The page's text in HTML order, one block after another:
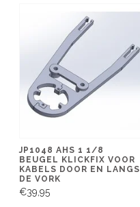
JP1048 AHS 1 1/8
BEUGEL KLICKFIX VOOR
KABELS DOOR EN LANGS
DE VORK
€39,95